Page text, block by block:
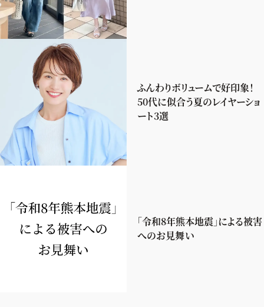
ふんわりボリュームで好印象！
50代に似合う夏のレイヤーショ
ート3選
「令和8年熊本地震」による被害
へのお見舞い